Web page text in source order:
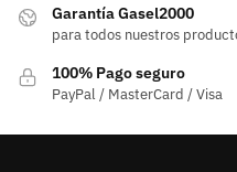
elegir
página
de
Garantía Gasel2000
para todos nuestros
100% Pago seguro
PayPal / MasterCard / Visa